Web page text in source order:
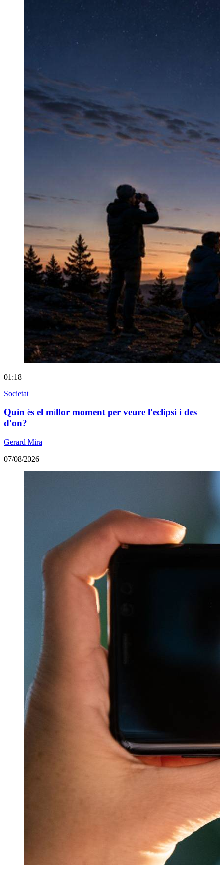
01:18
Societat
Quin és el millor moment per veure l'eclipsi i des
d'on?
Gerard Mira
07/08/2026